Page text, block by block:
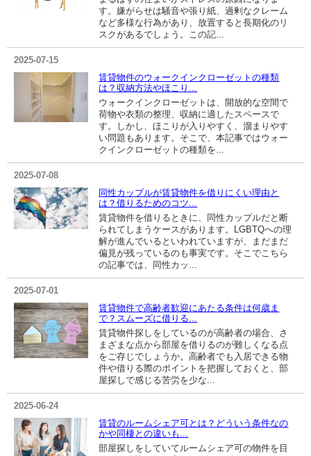
す。嫌がらせは騒音や張り紙、過剰なクレーム
など多様な行為があり、放置すると長期化のリ
スクがあるでしょう。この記...
2025-07-15
賃貸物件のウォークインクローゼットの種類
は？収納方法やほこり...
ウォークインクローゼットは、開放的な空間で
荷物や衣類の整理、収納に適したスペースで
す。しかし、ほこりが入りやすく、溜まりやす
い問題もあります。そこで、本記事ではウォー
クインクローゼットの種類を...
2025-07-08
同性カップルが賃貸物件を借りにくい理由と
は？借りるためのコツ...
賃貸物件を借りるときに、同性カップルだと断
られてしまうケースがあります。LGBTQへの理
解が進んでいるといわれていますが、まだまだ
偏見が残っているのも事実です。そこでこちら
の記事では、同性カッ...
2025-07-01
賃貸物件で高齢者歓迎にあたる条件は何歳ま
で？スムーズに借りる...
賃貸物件探しをしているのが高齢者の場合、さ
まざまな点から部屋を借りるのが難しくなる点
をご存じでしょうか。高齢者でも入居できる物
件や借りる際のポイントを把握しておくと、部
屋探しで感じる苦労を少な...
2025-06-24
賃貸のルームシェア可とは？どういう条件なの
かや同棲との違いも...
部屋探しをしていてルームシェア可の物件を目